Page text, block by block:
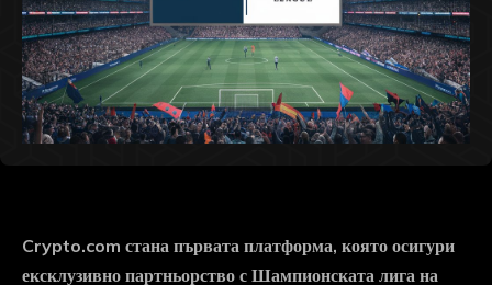
Crypto.com стана първата платформа, която осигури
ексклузивно партньорство с Шампионската лига на